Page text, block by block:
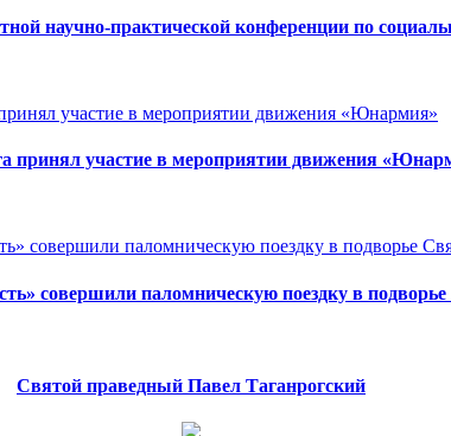
научно-практической конференции по
принял участие в мероприятии движения
совершили паломническую поездку в
Святой праведный Павел Таганрогский